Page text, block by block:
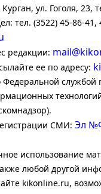
ул. Гоголя, 23,
тел. (3522) 45-86-41,
редакции:
ее по адресу:
Федеральной службой
СМИ: Эл
использование
любой другой
kikonline.ru,